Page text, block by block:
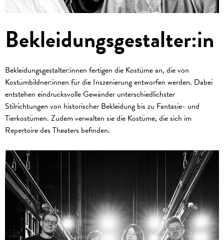
Bekleidungsgestalter:in
Bekleidungsgestalter:innen fertigen die Kostüme an, die von
Kostümbildner:innen für die Inszenierung entworfen werden. Dabei
entstehen eindrucksvolle Gewänder unterschiedlichster
Stilrichtungen von historischer Bekleidung bis zu Fantasie- und
Tierkostümen. Zudem verwalten sie die Kostüme, die sich im
Repertoire des Theaters befinden.